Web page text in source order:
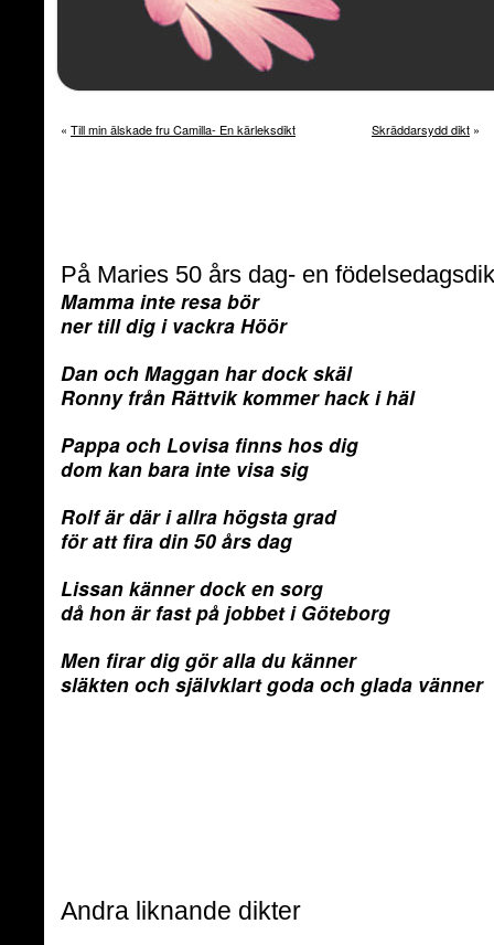
« Till min älskade fru Camilla- En kärleksdikt Skräddarsydd dikt »
På Maries 50 års dag- en
Mamma inte resa bör
ner till dig i vackra Höör
Dan och Maggan har dock skäl
Ronny från Rättvik kommer hack i häl
Pappa och Lovisa finns hos dig
dom kan bara inte visa sig
Rolf är där i allra högsta grad
för att fira din 50 års dag
Lissan känner dock en sorg
då hon är fast på jobbet i Göteborg
Men firar dig gör alla du känner
släkten och självklart goda och glada vänner
Andra liknande dikter